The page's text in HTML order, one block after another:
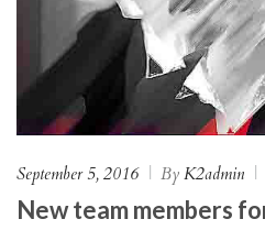
September 5, 2016 By K2admin
New team members